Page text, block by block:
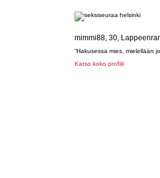
mimmi88, 30,
“Hakusessa mies, mielellään
Katso koko profiili